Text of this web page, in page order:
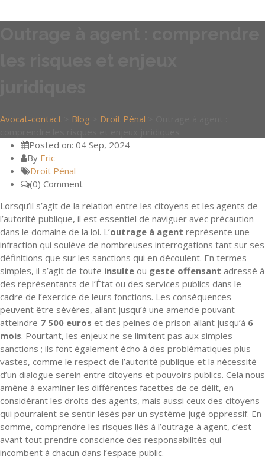
Avocat-contact Blog Droit Pénal
Posted on: 04 Sep, 2024
By Eric
Droit Pénal
(0) Comment
Lorsqu’il s’agit de la relation entre les citoyens et les agents de
l’autorité publique, il est essentiel de naviguer avec précaution
dans le domaine de la loi. L’outrage à agent représente une
infraction qui soulève de nombreuses interrogations tant sur ses
définitions que sur les sanctions qui en découlent. En termes
simples, il s’agit de toute insulte ou geste offensant adressé à
des représentants de l’État ou des services publics dans le
cadre de l’exercice de leurs fonctions. Les conséquences
peuvent être sévères, allant jusqu’à une amende pouvant
atteindre 7 500 euros et des peines de prison allant jusqu’à 6
mois. Pourtant, les enjeux ne se limitent pas aux simples
sanctions ; ils font également écho à des problématiques plus
vastes, comme le respect de l’autorité publique et la nécessité
d’un dialogue serein entre citoyens et pouvoirs publics. Cela nous
amène à examiner les différentes facettes de ce délit, en
considérant les droits des agents, mais aussi ceux des citoyens
qui pourraient se sentir lésés par un système jugé oppressif. En
somme, comprendre les risques liés à l’outrage à agent, c’est
avant tout prendre conscience des responsabilités qui
incombent à chacun dans l’espace public.